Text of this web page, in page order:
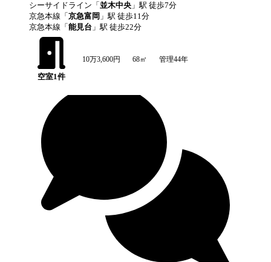
シーサイドライン 「 並木中央 」駅 徒歩7分
京急本線 「 京急富岡 」駅 徒歩11分
京急本線 「 能見台 」駅 徒歩22分
空室1件
10万3,600円 68㎡ 管理44年